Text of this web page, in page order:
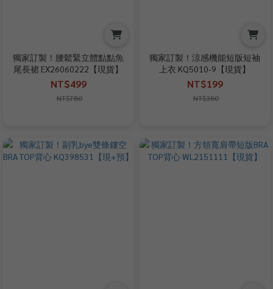
獨家訂製！腰鬆緊立體點點魚
尾長裙 EX26060222【現貨】
NT$499
NT$780
獨家訂製！涼感機能短版短袖
上衣 KQ5010-9【現貨】
NT$199
NT$380